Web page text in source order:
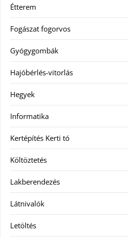
Étterem
Fogászat fogorvos
Gyógygombák
Hajóbérlés-vitorlás
Hegyek
Informatika
Kertépítés Kerti tó
Költöztetés
Lakberendezés
Látnivalók
Letöltés